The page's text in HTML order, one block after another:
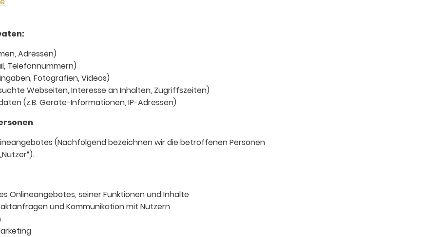
Adressen)
Telefonnummern)
Fotografien, Videos)
Webseiten, Interesse an Inhalten, Zugriffszeiten)
(z.B. Geräte-Informationen, IP-Adressen)
(Nachfolgend bezeichnen wir die betroffenen Personen
Onlineangebotes, seiner Funktionen und Inhalte
und Kommunikation mit Nutzern